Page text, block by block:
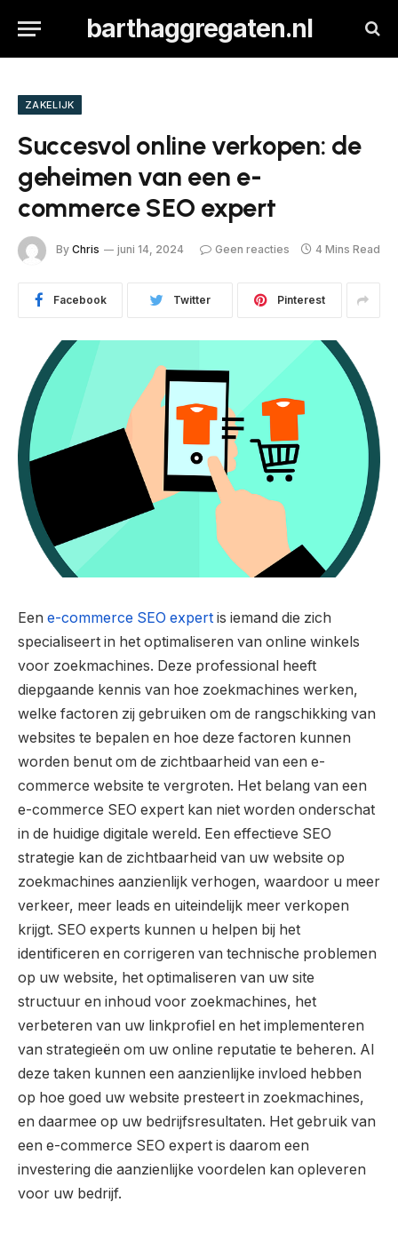
barthaggregaten.nl
ZAKELIJK
Succesvol online verkopen: de
geheimen van een e-
commerce SEO expert
By Chris juni 14, 2024 Geen reacties 4 Mins Read
Facebook Twitter Pinterest
Een e-commerce SEO expert is iemand die zich
specialiseert in het optimaliseren van online winkels
voor zoekmachines. Deze professional heeft
diepgaande kennis van hoe zoekmachines werken,
welke factoren zij gebruiken om de rangschikking van
websites te bepalen en hoe deze factoren kunnen
worden benut om de zichtbaarheid van een e-
commerce website te vergroten. Het belang van een
e-commerce SEO expert kan niet worden onderschat
in de huidige digitale wereld. Een effectieve SEO
strategie kan de zichtbaarheid van uw website op
zoekmachines aanzienlijk verhogen, waardoor u meer
verkeer, meer leads en uiteindelijk meer verkopen
krijgt. SEO experts kunnen u helpen bij het
identificeren en corrigeren van technische problemen
op uw website, het optimaliseren van uw site
structuur en inhoud voor zoekmachines, het
verbeteren van uw linkprofiel en het implementeren
van strategieën om uw online reputatie te beheren. Al
deze taken kunnen een aanzienlijke invloed hebben
op hoe goed uw website presteert in zoekmachines,
en daarmee op uw bedrijfsresultaten. Het gebruik van
een e-commerce SEO expert is daarom een
investering die aanzienlijke voordelen kan opleveren
voor uw bedrijf.